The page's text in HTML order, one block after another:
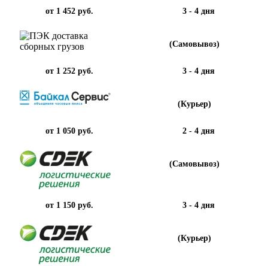
от 1 452 руб. 3 - 4 дня
(Самовывоз)
от 1 252 руб. 3 - 4 дня
(Курьер)
от 1 050 руб. 2 - 4 дня
(Самовывоз)
от 1 150 руб. 3 - 4 дня
(Курьер)